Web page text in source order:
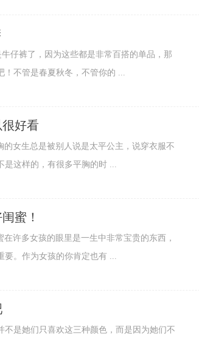
仔裤了，因为这些都是非常百搭的单品，那
！不管是春夏秋冬，不管你的 ...
好看
的女生总是被别人说是太平公主，说穿衣服不
是这样的，有很多平胸的时 ...
蜜！
在许多女孩的眼里是一生中非常宝贵的东西，
要。作为女孩的你肯定也有 ...
是她们只喜欢这三种颜色，而是因为她们不